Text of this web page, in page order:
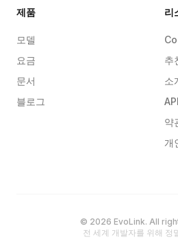
제품
모델
요금
문서
블로그
리
추
소
약
개
© 2026 EvoLink. All
전 세계 개발자를 위해 정